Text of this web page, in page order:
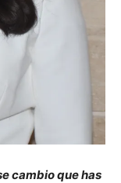
cambio que has